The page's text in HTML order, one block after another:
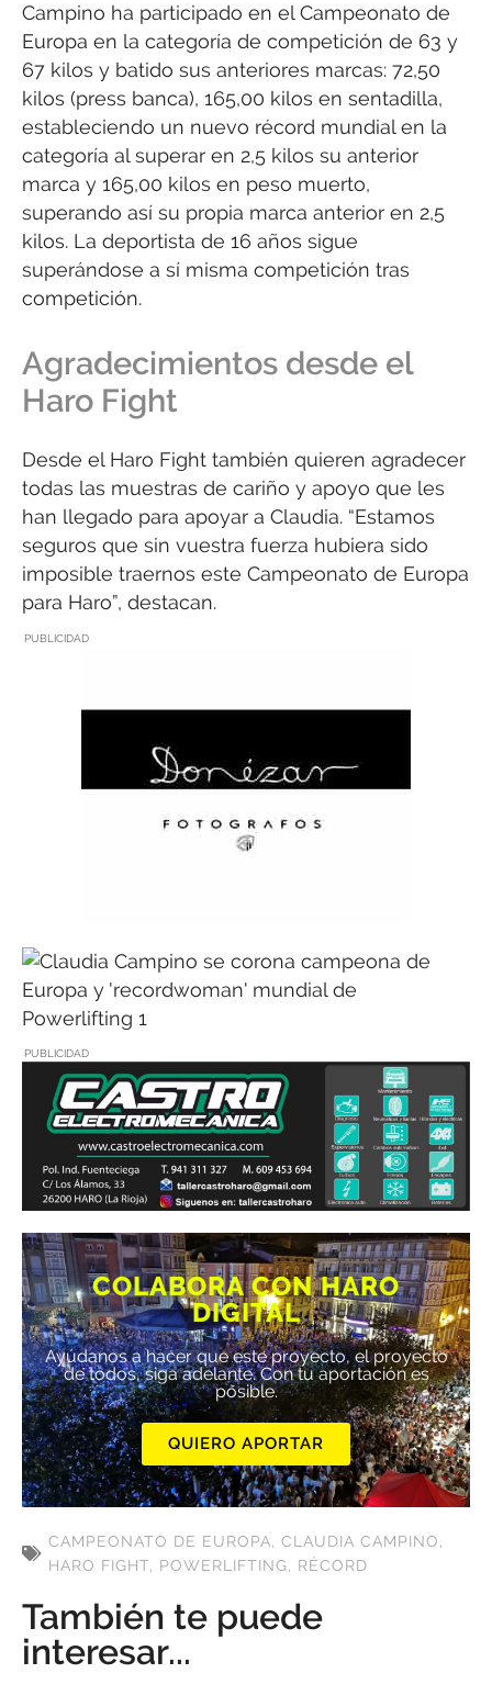
Campino ha participado en el Campeonato de
Europa en la categoría de competición de 63 y
67 kilos y batido sus anteriores marcas: 72,50
kilos (press banca), 165,00 kilos en sentadilla,
estableciendo un nuevo récord mundial en la
categoría al superar en 2,5 kilos su anterior
marca y 165,00 kilos en peso muerto,
superando así su propia marca anterior en 2,5
kilos. La deportista de 16 años sigue
superándose a sí misma competición tras
competición.
Agradecimientos desde el
Haro Fight
Desde el Haro Fight también quieren agradecer
todas las muestras de cariño y apoyo que les
han llegado para apoyar a Claudia. “Estamos
seguros que sin vuestra fuerza hubiera sido
imposible traernos este Campeonato de Europa
para Haro”, destacan.
PUBLICIDAD
PUBLICIDAD
COLABORA CON HARO
DIGITAL
Ayúdanos a hacer que este proyecto, el proyecto
de todos, siga adelante. Con tu aportación es
posible.
QUIERO APORTAR
CAMPEONATO DE EUROPA, CLAUDIA CAMPINO,
HARO FIGHT, POWERLIFTING, RÉCORD
También te puede
interesar...